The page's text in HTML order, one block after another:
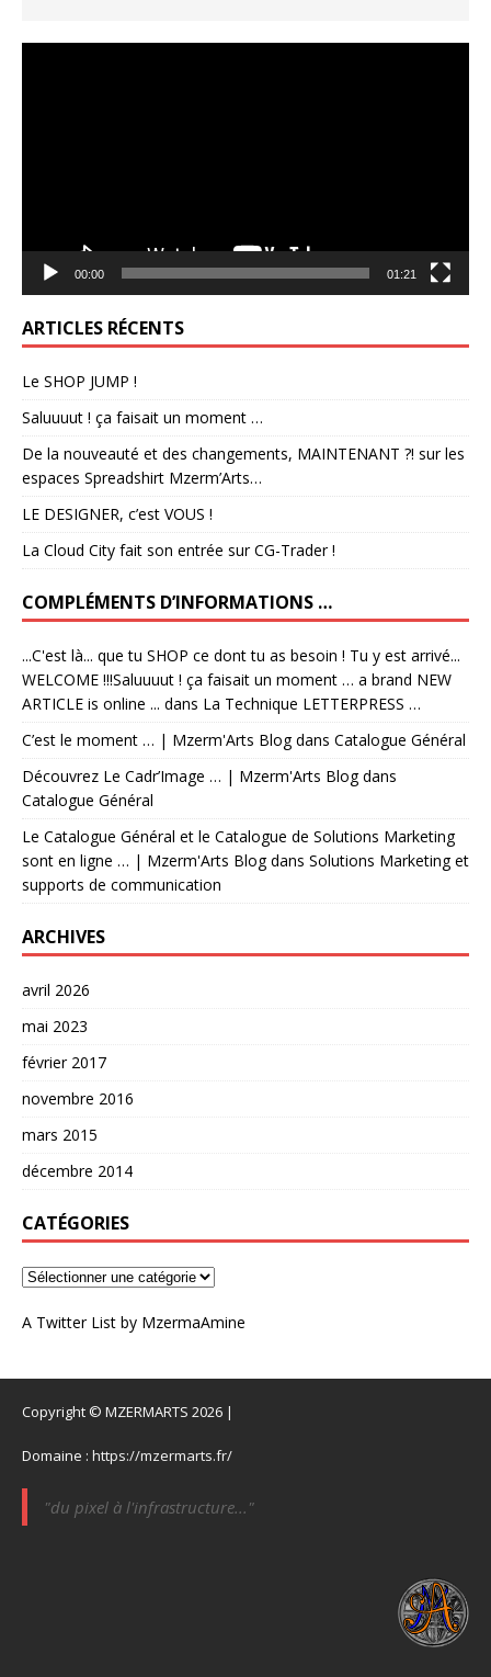
00:00 01:21
ARTICLES RÉCENTS
Le SHOP JUMP !
Saluuuut ! ça faisait un moment …
De la nouveauté et des changements, MAINTENANT ?! sur les
espaces Spreadshirt Mzerm’Arts…
LE DESIGNER, c’est VOUS !
La Cloud City fait son entrée sur CG-Trader !
COMPLÉMENTS D’INFORMATIONS …
...C'est là... que tu SHOP ce dont tu as besoin ! Tu y est arrivé...
WELCOME !!!Saluuuut ! ça faisait un moment … a brand NEW
ARTICLE is online ... dans La Technique LETTERPRESS …
C’est le moment … | Mzerm'Arts Blogdans Catalogue Général
Découvrez Le Cadr’Image … | Mzerm'Arts Blogdans
Catalogue Général
Le Catalogue Général et le Catalogue de Solutions Marketing
sont en ligne … | Mzerm'Arts Blogdans Solutions Marketing et
supports de communication
ARCHIVES
avril 2026
mai 2023
février 2017
novembre 2016
mars 2015
décembre 2014
CATÉGORIES
A Twitter List by MzermaAmine
Copyright © MZERMARTS 2026 |
Domaine : https://mzermarts.fr/
"du pixel à l'infrastructure..."